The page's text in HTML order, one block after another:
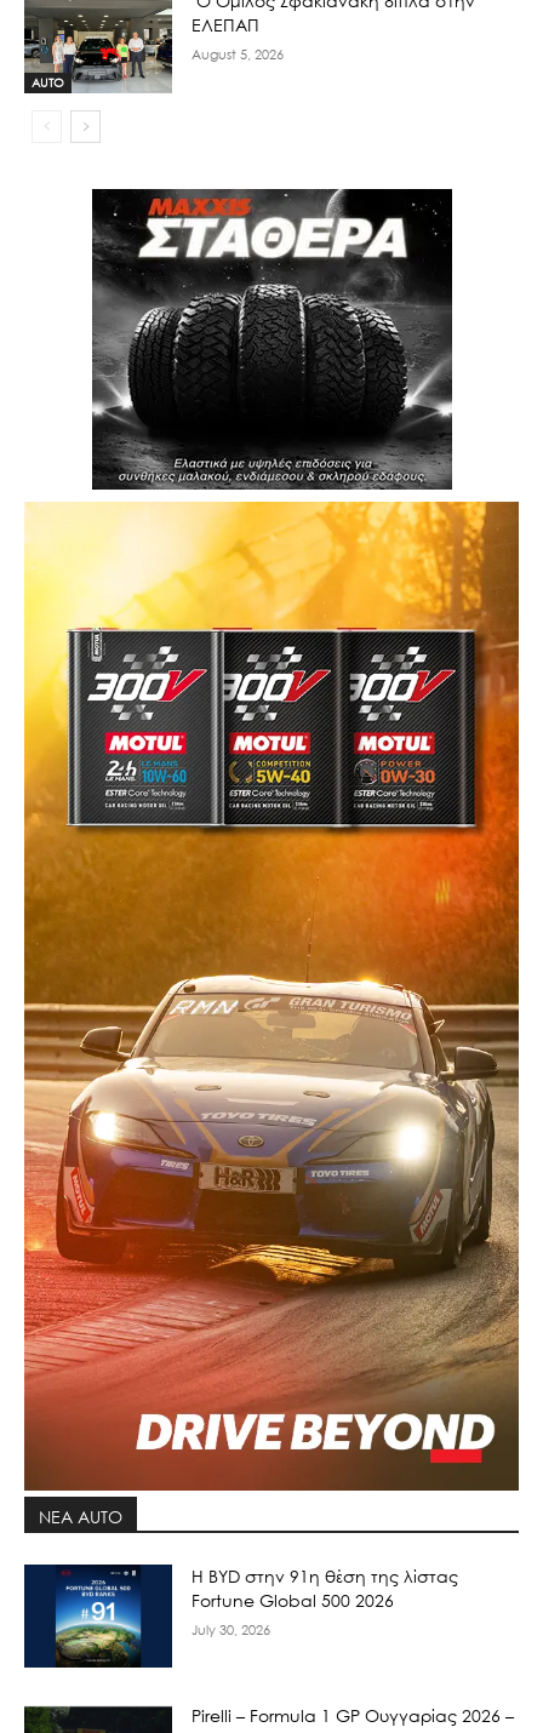
AUTO
ΕΛΕΠΑΠ
August 5, 2026
ΝΕΑ AUTO
Η BYD στην 91η θέση της λίστας
Fortune Global 500 2026
July 30, 2026
Pirelli – Formula 1 GP Ουγγαρίας 2026 –